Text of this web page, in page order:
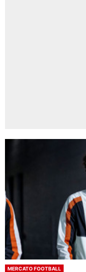
MERCATO FOOTBALL